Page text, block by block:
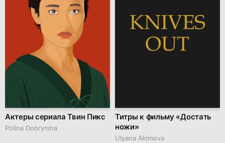
Актеры сериала Твин Пикс
Polina Dobrynina
Титры к фильму «Достать
ножи»
Ulyana Akimova